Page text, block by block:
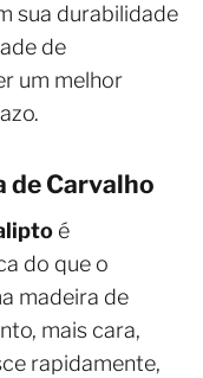
sua durabilidade
de
um melhor
de Carvalho
é
do que o
madeira de
mais cara,
rapidamente,